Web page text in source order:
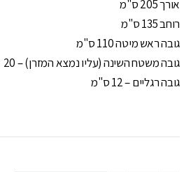
אורך 205 ס"מ
רוחב 135 ס"מ
גובה ראש מיטה 110 ס"מ
גובה משטח השינה (עליו נמצא המזרן) – 20 ס"מ
גובה רגליים – 12 ס"מ